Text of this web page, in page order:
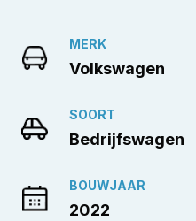
MERK
Volkswagen
SOORT
Bedrijfswagen
BOUWJAAR
2022